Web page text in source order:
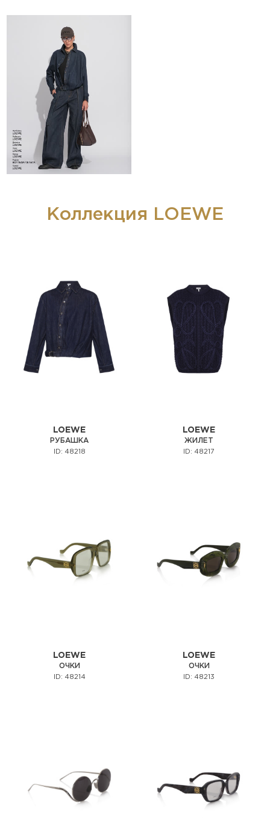
Коллекция LOEWE
LOEWE
РУБАШКА
ID: 48218
LOEWE
ЖИЛЕТ
ID: 48217
LOEWE
ОЧКИ
ID: 48214
LOEWE
ОЧКИ
ID: 48213